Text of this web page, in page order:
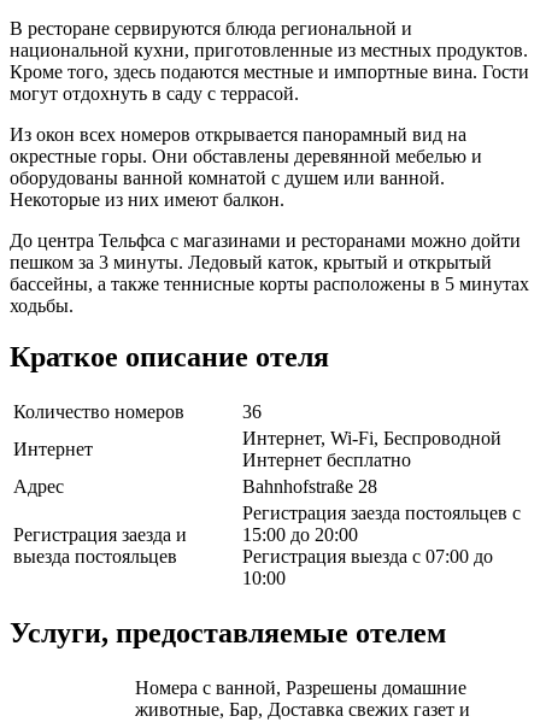
В ресторане сервируются блюда региональной и
национальной кухни, приготовленные из местных продуктов.
Кроме того, здесь подаются местные и импортные вина. Гости
могут отдохнуть в саду с террасой.
Из окон всех номеров открывается панорамный вид на
окрестные горы. Они обставлены деревянной мебелью и
оборудованы ванной комнатой с душем или ванной.
Некоторые из них имеют балкон.
До центра Тельфса с магазинами и ресторанами можно дойти
пешком за 3 минуты. Ледовый каток, крытый и открытый
бассейны, а также теннисные корты расположены в 5 минутах
ходьбы.
Краткое описание отеля
Количество номеров
36
Интернет
Интернет, Wi-Fi, Беспроводной
Интернет бесплатно
Адрес
Bahnhofstraße 28
Регистрация заезда и
выезда постояльцев
Регистрация заезда постояльцев с
15:00 до 20:00
Регистрация выезда с 07:00 до
10:00
Услуги, предоставляемые отелем
Номера с ванной, Разрешены домашние
животные, Бар, Доставка свежих газет и